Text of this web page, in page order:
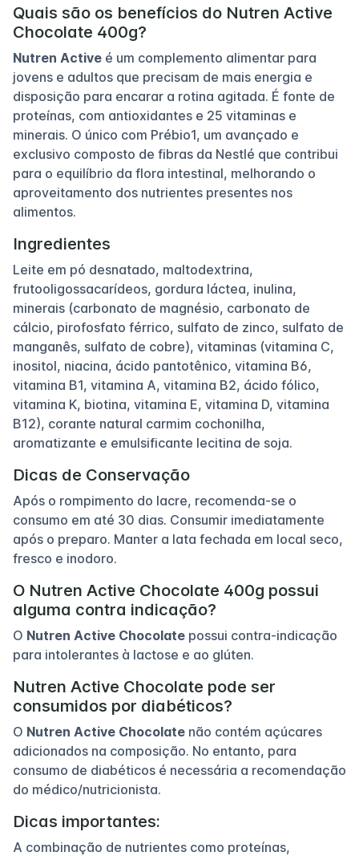
Quais são os benefícios do Nutren Active
Chocolate 400g?
Nutren Active é um complemento alimentar para
jovens e adultos que precisam de mais energia e
disposição para encarar a rotina agitada. É fonte de
proteínas, com antioxidantes e 25 vitaminas e
minerais. O único com Prébio1, um avançado e
exclusivo composto de fibras da Nestlé que contribui
para o equilíbrio da flora intestinal, melhorando o
aproveitamento dos nutrientes presentes nos
alimentos.
Ingredientes
Leite em pó desnatado, maltodextrina,
frutooligossacarídeos, gordura láctea, inulina,
minerais (carbonato de magnésio, carbonato de
cálcio, pirofosfato férrico, sulfato de zinco, sulfato de
manganês, sulfato de cobre), vitaminas (vitamina C,
inositol, niacina, ácido pantotênico, vitamina B6,
vitamina B1, vitamina A, vitamina B2, ácido fólico,
vitamina K, biotina, vitamina E, vitamina D, vitamina
B12), corante natural carmim cochonilha,
aromatizante e emulsificante lecitina de soja.
Dicas de Conservação
Após o rompimento do lacre, recomenda-se o
consumo em até 30 dias. Consumir imediatamente
após o preparo. Manter a lata fechada em local seco,
fresco e inodoro.
O Nutren Active Chocolate 400g possui
alguma contra indicação?
O Nutren Active Chocolate possui contra-indicação
para intolerantes à lactose e ao glúten.
Nutren Active Chocolate pode ser
consumidos por diabéticos?
O Nutren Active Chocolate não contém açúcares
adicionados na composição. No entanto, para
consumo de diabéticos é necessária a recomendação
do médico/nutricionista.
Dicas importantes:
A combinação de nutrientes como proteínas,